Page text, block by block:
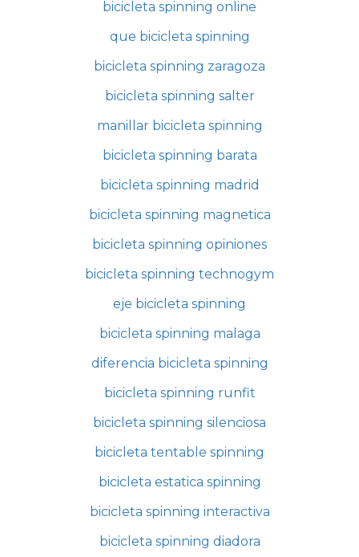
bicicleta spinning online
que bicicleta spinning
bicicleta spinning zaragoza
bicicleta spinning salter
manillar bicicleta spinning
bicicleta spinning barata
bicicleta spinning madrid
bicicleta spinning magnetica
bicicleta spinning opiniones
bicicleta spinning technogym
eje bicicleta spinning
bicicleta spinning malaga
diferencia bicicleta spinning
bicicleta spinning runfit
bicicleta spinning silenciosa
bicicleta tentable spinning
bicicleta estatica spinning
bicicleta spinning interactiva
bicicleta spinning diadora